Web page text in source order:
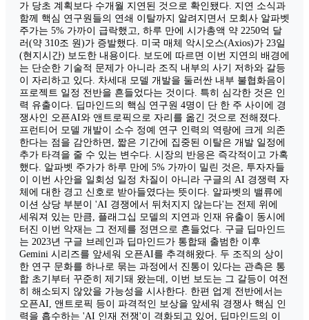
가 당초 계획보다 수개월 지연된 것으로 확인됐다. 지연 소식과
함께 핵심 연구원들의 연쇄 이탈까지 알려지면서 모회사 알파벳
주가는 5% 가까이 급락했고, 하루 만에 시가총액 약 2250억 달
러(약 310조 원)가 증발했다. 미국 매체 악시오스(Axios)가 23일
(현지시간) 보도한 내용이다. 보도에 따르면 이번 지연의 배경에
는 단순한 기술적 문제가 아니라 조직 내부의 사기 저하와 갈등
이 자리하고 있다. 차세대 모델 개발을 둘러싼 내부 불협화음이
프로젝트 일정 전반을 흔들었다는 것이다. 특히 심각한 것은 인
력 유출이다. 딥마인드의 핵심 연구원 4명이 단 한 주 사이에 경
쟁사인 오픈AI와 앤트로픽으로 자리를 옮긴 것으로 전해졌다.
프런티어 모델 개발이 소수 정예 연구 인력의 역량에 크게 의존
한다는 점을 감안하면, 짧은 기간에 집중된 이탈은 개발 일정에
추가 타격을 줄 수 있는 변수다. 시장의 반응은 즉각적이고 가혹
했다. 알파벳 주가가 하루 만에 5% 가까이 밀린 것은, 투자자들
이 이번 사안을 일회성 일정 차질이 아니라 구글의 AI 경쟁력 자
체에 대한 경고 신호로 받아들였다는 뜻이다. 알파벳의 밸류에
이션 상당 부분이 'AI 경쟁에서 뒤처지지 않는다'는 전제 위에
세워져 있는 만큼, 플래그십 모델의 지연과 인재 유출이 동시에
터진 이번 악재는 그 전제를 정면으로 흔들었다. 구글 딥마인드
는 2023년 구글 브레인과 딥마인드가 통합돼 출범한 이후
Gemini 시리즈를 앞세워 오픈AI를 추격해왔다. 두 조직의 상이
한 연구 문화를 하나로 묶는 과정에서 진통이 있다는 관측은 통
합 초기부터 꾸준히 제기돼 왔는데, 이번 보도는 그 갈등이 여전
히 해소되지 않았을 가능성을 시사한다. 한편 업계 전반에서는
오픈AI, 앤트로픽 등이 파격적인 보상을 앞세워 경쟁사 핵심 인
력을 흡수하는 'AI 인재 전쟁'이 격화되고 있어, 딥마인드의 이